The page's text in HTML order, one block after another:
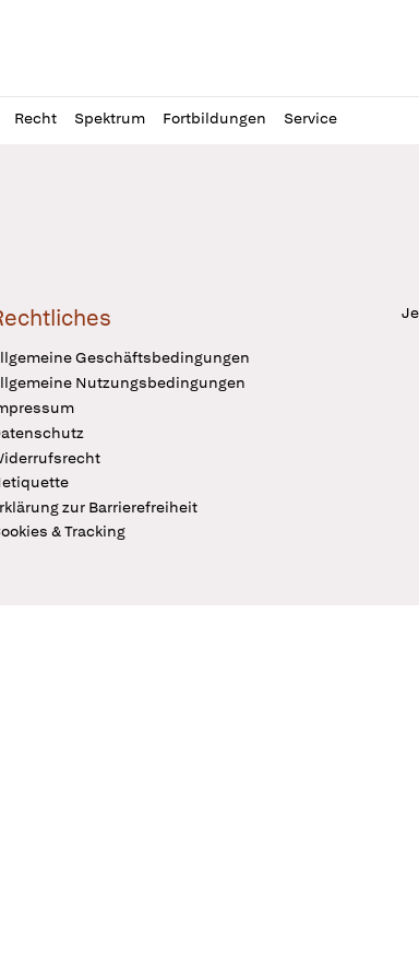
Recht Spektrum Fortbildungen Service
Geschäftsbedingungen
Nutzungsbedingungen
zur Barrierefreiheit
& Tracking